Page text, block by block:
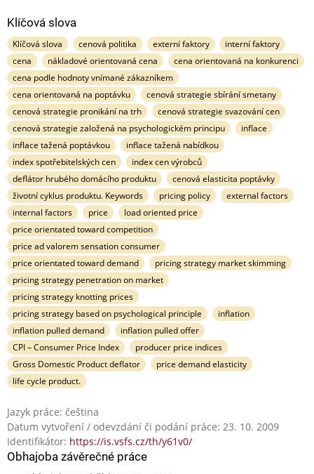
Klíčová slova
Klíčová slova cenová politika externí faktory
interní faktory
cena
nákladové orientovaná cena
cena orientovaná na konkurenci
cena podle hodnoty vnímané zákazníkem
cena orientovaná na poptávku
cenová strategie sbírání smetany
cenová strategie pronikání na trh
cenová strategie svazování cen
cenová strategie založená na psychologickém principu
inflace
inflace tažená poptávkou
inflace tažená nabídkou
index spotřebitelských cen
index cen výrobců
deflátor hrubého domácího produktu
cenová elasticita poptávky
životní cyklus produktu. Keywords
pricing policy
external factors
internal factors
price
load oriented price
price orientated toward competition
price ad valorem sensation consumer
price orientated toward demand
pricing strategy market skimming
pricing strategy penetration on market
pricing strategy knotting prices
pricing strategy based on psychological principle
inflation
inflation pulled demand
inflation pulled offer
CPI – Consumer Price Index
producer price indices
Gross Domestic Product deflator
price demand elasticity
life cycle product.
Jazyk práce: čeština
Datum vytvoření / odevzdání či podání práce: 23. 10. 2009
Identifikátor: https://is.vsfs.cz/th/y61v0/
Obhajoba závěrečné práce